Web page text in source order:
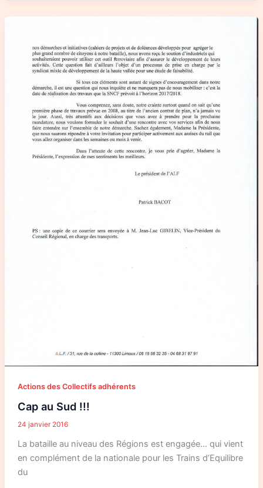
Actions des Collectifs adhérents
Cap au Sud !!!
24 janvier 2016
La bataille au niveau des Régions est engagée… qui vient
en complément de la nationale pour les Trains d’Equilibre
du
Cap
!!!